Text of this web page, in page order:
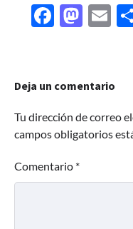
Deja un comentario
Tu dirección de correo
campos obligatorios
Comentario *